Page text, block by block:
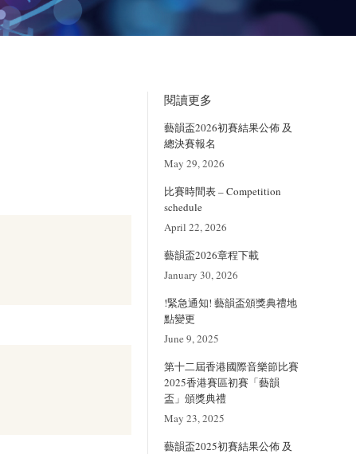
閱讀更多
藝韻盃2026初賽結果公佈 及
總決賽報名
May 29, 2026
比賽時間表 – Competition
schedule
April 22, 2026
藝韻盃2026章程下載
January 30, 2026
!緊急通知! 藝韻盃頒獎典禮地
點變更
June 9, 2025
第十二屆香港國際音樂節比賽
2025香港賽區初賽「藝韻
盃」頒獎典禮
May 23, 2025
藝韻盃2025初賽結果公佈 及